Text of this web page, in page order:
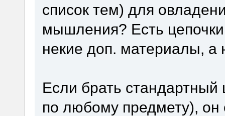
список тем) для
мышления? Есть
некие доп. материалы, а
Если брать стандартный
по любому предмету), он